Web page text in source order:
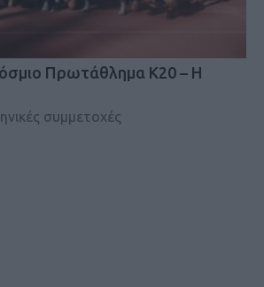
Πρωτάθλημα Κ20 – Η
συμμετοχές